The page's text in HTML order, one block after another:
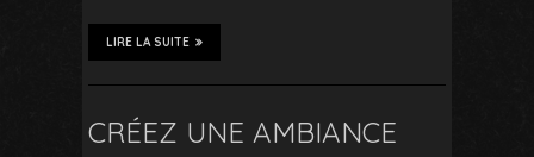
LIRE LA SUITE
CRÉEZ UNE AMBIANCE